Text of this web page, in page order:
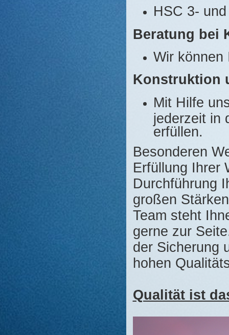
HSC 3-
Beratung bei
Wir können
Konstruktion
Mit Hilfe
jederzeit in
erfüllen.
Besonderen
Erfüllung Ihrer
Durchführung
großen
Team steht
gerne zur
der Sicherung
hohen
Qualität ist